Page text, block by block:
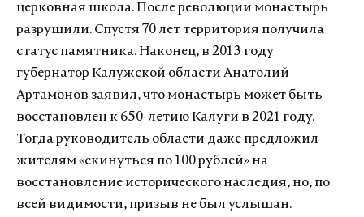
церковная школа. После революции монастырь
разрушили. Спустя 70 лет территория получила
статус памятника. Наконец, в 2013 году
губернатор Калужской области Анатолий
Артамонов заявил, что монастырь может быть
восстановлен к 650-летию Калуги в 2021 году.
Тогда руководитель области даже предложил
жителям «скинуться по 100 рублей» на
восстановление исторического наследия, но, по
всей видимости, призыв не был услышан.